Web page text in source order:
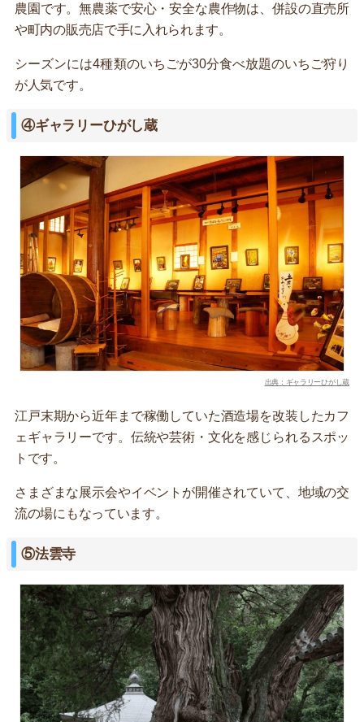
農園です。無農薬で安心・安全な農作物は、併設の直売所
や町内の販売店で手に入れられます。
シーズンには4種類のいちごが30分食べ放題のいちご狩り
が人気です。
④ギャラリーひがし蔵
出典：ギャラリーひがし蔵
江戸末期から近年まで稼働していた酒造場を改装したカフ
ェギャラリーです。伝統や芸術・文化を感じられるスポッ
トです。
さまざまな展示会やイベントが開催されていて、地域の交
流の場にもなっています。
⑤法雲寺